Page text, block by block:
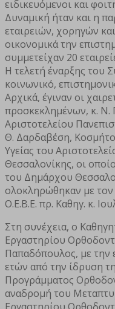
ειδικευόμενοι και
Δυναμική ήταν και η
εταιρειών, χορηγών
οικονομικά την
συμμετείχαν 20
Η τελετή έναρξης του
κοινωνικό,
Αρχικά, έγιναν οι
προσκεκλημένων, κ.
Αριστοτελείου
Θ. Δαρδαβέση,
Υγείας του
Θεσσαλονίκης, οι
του Δημάρχου
ολοκληρώθηκαν με
Ο.Ε.Β.Ε. πρ. Καθηγ. κ.
Στη συνέχεια, ο
Εργαστηρίου
Παπαδόπουλος, με την
ετών από την ίδρυση
Προγράμματος
αναδρομή του